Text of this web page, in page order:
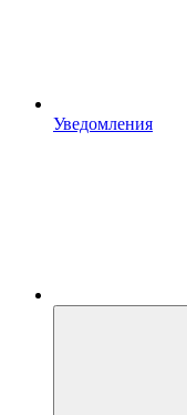
Уведомления